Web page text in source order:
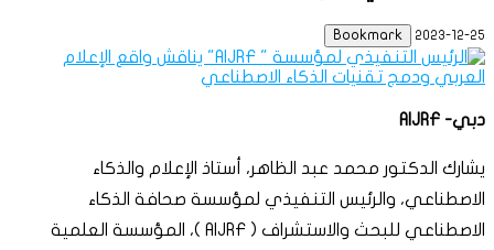
2023-12-25
Bookmark
دبي- AIJRF
يشارك الدكتور محمد عبد الظاهر، أستاذ الإعلام والذكاء
الاصطناعي، والرئيس التنفيذي لمؤسسة صحافة الذكاء
الاصطناعي للبحث والاستشراف ( AIJRF )، المؤسسة العلمية